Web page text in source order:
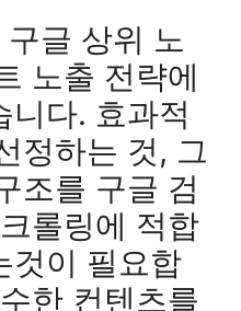
글 상위 노
노출 전략에
니다. 효과적
정하는 것, 그
조를 구글 검
롤링에 적합
것이 필요합
한 컨텐츠를